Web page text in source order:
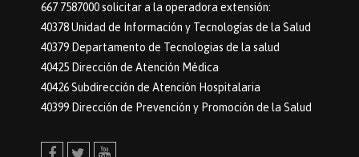
667 7587000 solicitar a la operadora extensión:
40378 Unidad de Información y Tecnologías de la Salud
40379 Departamento de Tecnologias de la salud
40425 Dirección de Atención Médica
40426 Subdirección de Atención Hospitalaria
40399 Dirección de Prevención y Promoción de la Salud